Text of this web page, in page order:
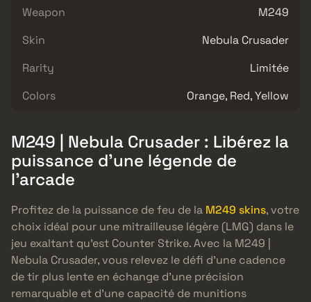
Weapon
M249
Skin
Nebula Crusader
Rarity
Limitée
Colors
Orange, Red, Yellow
M249 | Nebula Crusader : Libérez la
puissance d’une légende de
l’arcade
Profitez de la puissance de feu de la M249 skins, votre
choix idéal pour une mitrailleuse légère (LMG) dans le
jeu exaltant qu’est Counter Strike. Avec la M249 |
Nebula Crusader, vous relevez le défi d’une cadence
de tir plus lente en échange d’une précision
remarquable et d’une capacité de munitions